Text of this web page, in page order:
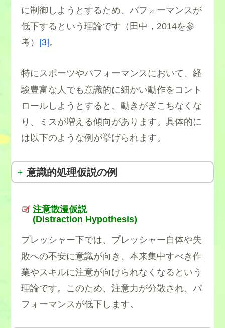
に制御しようとするため、パフォーマンスが
低下するという理論です（田中，2014を参
考） [3]。
特にスポーツやパフォーマンスにおいて、経
験豊富な人でも意識的に細かい動作をコント
ロールしようとすると、動きがぎこちなくな
り、ミスが増える傾向があります。具体的に
は以下のような例が挙げられます。
意識的処理仮説の例
注意散漫仮説
(Distraction Hypothesis)
プレッシャー下では、プレッシャー自体や失
敗への不安に意識が向き、本来集中すべき作
業やスキルに注意が向けられなくなるという
理論です。このため、注意力が分散され、パ
フォーマンスが低下します。